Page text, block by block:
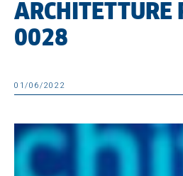
ARCHITETTURE
0028
01/06/2022